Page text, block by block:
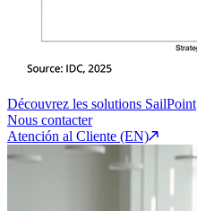
Découvrez les solutions SailPoint
Nous contacter
Atención al Cliente (EN)